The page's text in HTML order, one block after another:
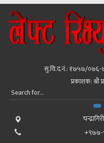
सु.वि.द.नं.: १७५७/
प्रकाशक: श्री
+९७७-